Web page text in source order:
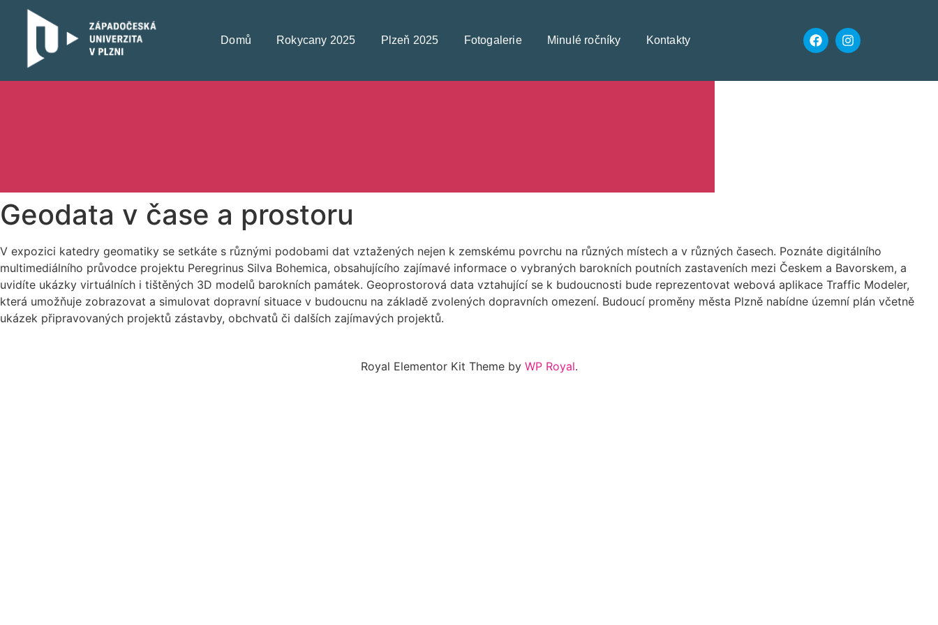
Domů Rokycany 2025 Plzeň 2025 Fotogalerie Minulé ročníky Kontakty
Geodata v čase a prostoru
V expozici katedry geomatiky se setkáte s různými podobami dat vztažených nejen k zemskému povrchu na různých místech a v různých časech. Poznáte digitálního
multimediálního průvodce projektu Peregrinus Silva Bohemica, obsahujícího zajímavé informace o vybraných barokních poutních zastaveních mezi Českem a Bavorskem, a
uvidíte ukázky virtuálních i tištěných 3D modelů barokních památek. Geoprostorová data vztahující se k budoucnosti bude reprezentovat webová aplikace Traffic Modeler,
která umožňuje zobrazovat a simulovat dopravní situace v budoucnu na základě zvolených dopravních omezení. Budoucí proměny města Plzně nabídne územní plán včetně
ukázek připravovaných projektů zástavby, obchvatů či dalších zajímavých projektů.
Royal Elementor Kit Theme by WP Royal.